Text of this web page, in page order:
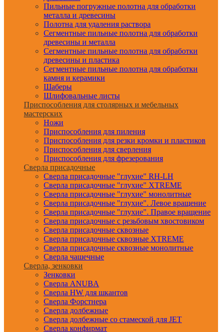
Пильные погружные полотна для обработки
металла и древесины
Полотна для удаления раствора
Сегментные пильные полотна для обработки
древесины и металла
Сегментные пильные полотна для обработки
древесины и пластика
Сегментные пильные полотна для обработки
камня и керамики
Шаберы
Шлифовальные листы
Приспособления для столярных и мебельных
мастерских
Ножи
Приспособления для пиления
Приспособления для резки кромки и пластиков
Приспособления для сверления
Приспособления для фрезерования
Сверла присадочные
Сверла присадочные "глухие" RH-LH
Сверла присадочные "глухие" XTREME
Сверла присадочные "глухие" монолитные
Сверла присадочные "глухие". Левое вращение
Сверла присадочные "глухие". Правое вращение
Сверла присадочные с резьбовым хвостовиком
Сверла присадочные сквозные
Сверла присадочные сквозные XTREME
Сверла присадочные сквозные монолитные
Сверла чашечные
Сверла, зенковки
Зенковки
Сверла ANUBA
Сверла HW для шкантов
Сверла Форстнера
Сверла долбежные
Сверла долбежные со стамеской для JET
Сверла конфирмат